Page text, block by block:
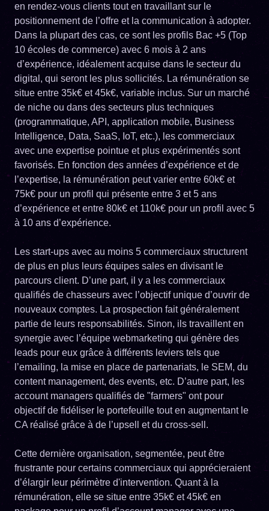
en rendez-vous clients tout en travaillant sur le
positionnement de l’offre et la communication à adopter.
Dans la plupart des cas, ce sont les profils Bac +5 (Top
10 écoles de commerce) avec 6 mois à 2 ans
d’expérience, idéalement acquise dans le secteur du
digital, qui seront les plus sollicités. La rémunération se
situe entre 35k€ et 45k€, variable inclus. Sur un marché
de niche ou dans des secteurs plus techniques
(programmatique, API, application mobile, Business
Intelligence, Data, SaaS, IoT, etc.), les commerciaux
avec une expertise pointue et plus expérimentés sont
favorisés. En fonction des années d’expérience et de
l’expertise, la rémunération peut varier entre 60k€ et
75k€ pour un profil qui présente entre 3 et 5 ans
d’expérience et entre 80k€ et 110k€ pour un profil avec 5
à 10 ans d’expérience.
Les start-ups avec au moins 5 commerciaux structurent
de plus en plus leurs équipes sales en divisant le
parcours client. D’une part, il y a les commerciaux
qualifiés de chasseurs avec l’objectif unique d’ouvrir de
nouveaux comptes. La prospection fait généralement
partie de leurs responsabilités. Sinon, ils travaillent en
synergie avec l’équipe webmarketing qui génère des
leads pour eux grâce à différents leviers tels que
l’emailing, la mise en place de partenariats, le SEM, du
content management, des events, etc. D’autre part, les
account managers qualifiés de "farmers" ont pour
objectif de fidéliser le portefeuille tout en augmentant le
CA réalisé grâce à de l’upsell et du cross-sell.
Cette dernière organisation, segmentée, peut être
frustrante pour certains commerciaux qui apprécieraient
d’élargir leur périmètre d'intervention. Quant à la
rémunération, elle se situe entre 35k€ et 45k€ en